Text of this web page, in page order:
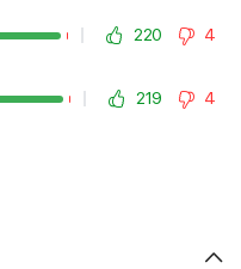
220
4
219
4